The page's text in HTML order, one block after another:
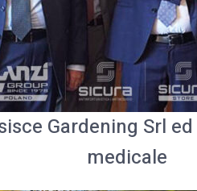
Gardening Srl
medicale